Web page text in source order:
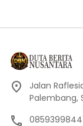
Jalan
Palembang,